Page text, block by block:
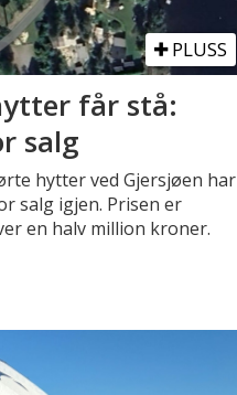
PLUSS
får stå:
salg
hytter ved Gjersjøen har
salg igjen. Prisen er
en halv million kroner.